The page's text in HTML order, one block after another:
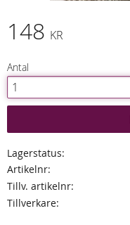
148 KR
Antal
Lagerstatus
Artikelnr
Tillv. artikelnr
Tillverkare